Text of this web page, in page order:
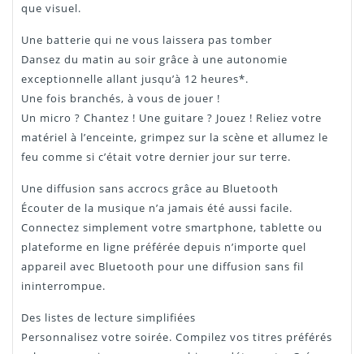
que visuel.
Une batterie qui ne vous laissera pas tomber
Dansez du matin au soir grâce à une autonomie
exceptionnelle allant jusqu’à 12 heures*.
Une fois branchés, à vous de jouer !
Un micro ? Chantez ! Une guitare ? Jouez ! Reliez votre
matériel à l’enceinte, grimpez sur la scène et allumez le
feu comme si c’était votre dernier jour sur terre.
Une diffusion sans accrocs grâce au Bluetooth
Écouter de la musique n’a jamais été aussi facile.
Connectez simplement votre smartphone, tablette ou
plateforme en ligne préférée depuis n’importe quel
appareil avec Bluetooth pour une diffusion sans fil
ininterrompue.
Des listes de lecture simplifiées
Personnalisez votre soirée. Compilez vos titres préférés